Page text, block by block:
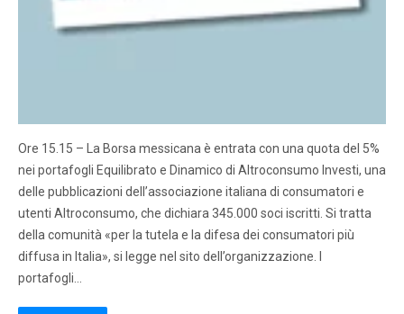
Ore 15.15 – La Borsa messicana è entrata con una quota del 5%
nei portafogli Equilibrato e Dinamico di Altroconsumo Investi, una
delle pubblicazioni dell’associazione italiana di consumatori e
utenti Altroconsumo, che dichiara 345.000 soci iscritti. Si tratta
della comunità «per la tutela e la difesa dei consumatori più
diffusa in Italia», si legge nel sito dell’organizzazione. I
portafogli…